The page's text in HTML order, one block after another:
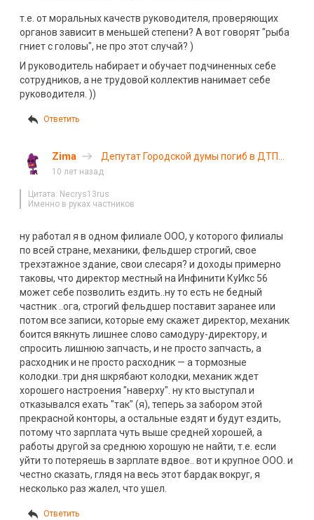
т.е. от моральных качеств руководителя, проверяющих
органов зависит в меньшей степени? А вот говорят "рыба
гниет с головы", не про этот случай? )
И руководитель набирает и обучает подчиненных себе
сотрудников, а не трудовой коллектив нанимает себе
руководителя. ))
Ответить
Zima
Депутат Городской думы погиб в ДТП
под Нижним Новгородом
10 лет назад
Цитата: Necrys13rus
Именно в руках частников
ну работал я в одном филиале ООО, у которого филиалы
по всей стране, механики, фельдшер строгий, свое
трехэтажное здание, свои слесаря? и доходы примерно
таковы, что директор местный на Инфинити КуИкс 56
может себе позволить ездить..ну то есть не бедный
частник ..ога, строгий фельдшер поставит заранее или
потом все записи, которые ему скажет директор, механик
боится вякнуть лишнее слово самодуру-директору, и
спросить лишнюю запчасть, и не просто запчасть, а
расходник и не просто расходник — а тормозные
колодки..три дня шкрябают колодки, механик ждет
хорошего настроения "наверху". ну кто выступал и
отказывался ехать "так" (я), теперь за забором этой
прекрасной конторы, а остальные ездят и будут ездить,
потому что зарплата чуть выше средней хорошей, а
работы другой за среднюю хорошую не найти, т.е. если
уйти то потеряешь в зарплате вдвое.. вот и крупное ООО. и
честно сказать, глядя на весь этот бардак вокруг, я
несколько раз жалел, что ушел.
Ответить